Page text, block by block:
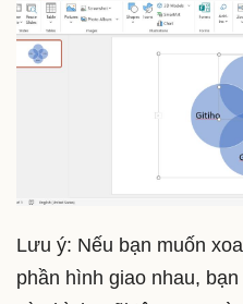
Lưu ý: Nếu bạn muốn
phần hình giao nhau,